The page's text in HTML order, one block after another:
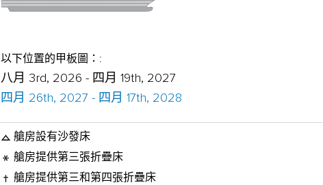
以下位置的甲板圖：:
八月 3rd, 2026 - 四月 19th, 2027
四月 26th, 2027 - 四月 17th, 2028
艙房設有沙發床
艙房提供第三張折疊床
艙房提供第三和第四張折疊床